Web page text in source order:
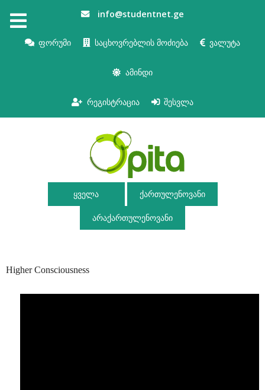
info@studentnet.ge
ფორუმი საცხოვრებლის მოძიება ვალუტა
ამინდი
რეგისტრაცია შესვლა
ყველა ქართულენოვანი
არაქართულენოვანი
Higher Consciousness